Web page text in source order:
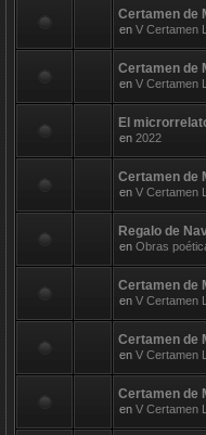
Certamen de
en V Certamen
Certamen de
en V Certamen
El
en 2022
Certamen de
en V Certamen
Regalo de
en Obras
Certamen de
en V Certamen
Certamen de
en V Certamen
Certamen de
en V Certamen